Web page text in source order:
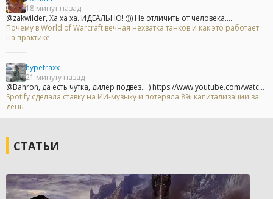
18 минут назад
@zakwilder, Ха ха ха. ИДЕАЛЬНО! :))) Не отличить от человека....
Почему в World of Warcraft вечная нехватка танков и как это работает
на практике
hypetraxx
21 минуту назад
@Bahron, да есть чутка, дилер подвез... ) https://www.youtube.com/watc...
Spotify сделала ставку на ИИ-музыку и потеряла 8% капитализации за
день
СТАТЬИ